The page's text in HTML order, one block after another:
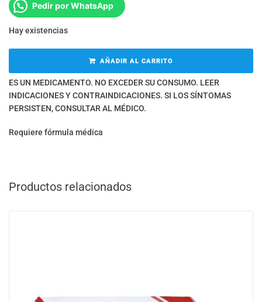
Pedir por WhatsApp
Hay existencias
AÑADIR AL CARRITO
ES UN MEDICAMENTO. NO EXCEDER SU CONSUMO. LEER
INDICACIONES Y CONTRAINDICACIONES. SI LOS SÍNTOMAS
PERSISTEN, CONSULTAR AL MÉDICO.
Requiere fórmula médica
Productos relacionados